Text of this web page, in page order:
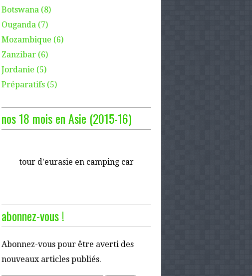
Botswana (8)
Ouganda (7)
Mozambique (6)
Zanzibar (6)
Jordanie (5)
Préparatifs (5)
nos 18 mois en Asie (2015-16)
tour d'eurasie en camping car
abonnez-vous !
Abonnez-vous pour être averti des
nouveaux articles publiés.